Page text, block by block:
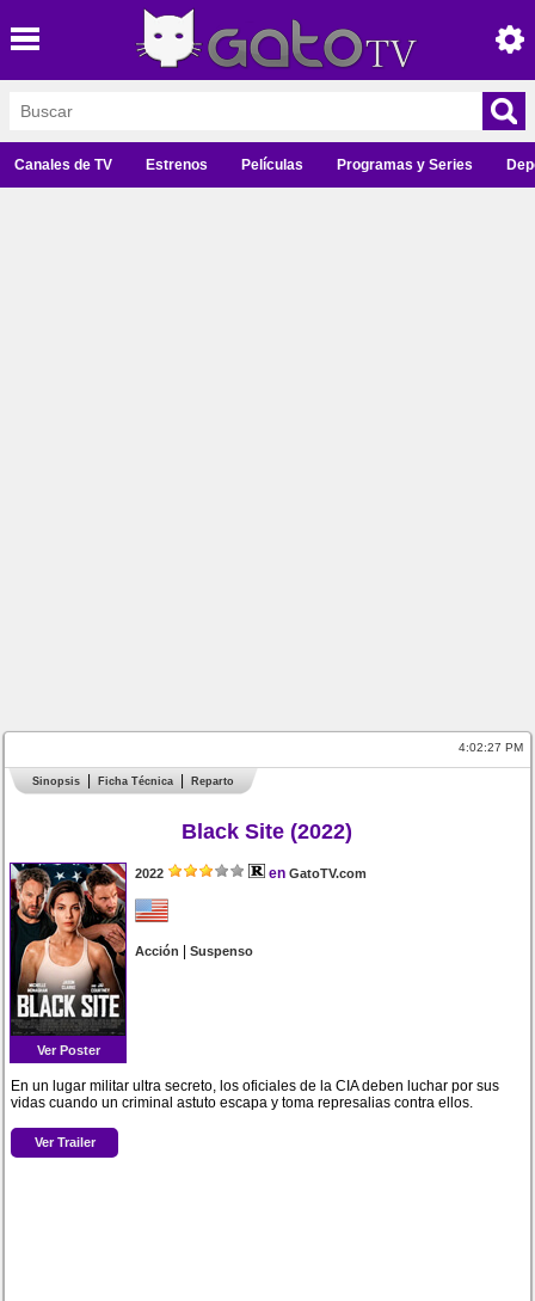
Canales de TV Estrenos Películas Programas y Series
4:02:27 PM
Sinopsis Ficha Técnica Reparto
Black Site (2022)
Ver Poster
2022 en GatoTV.com
Acción |Suspenso
En un lugar militar ultra secreto, los oficiales de la CIA deben luchar por sus
vidas cuando un criminal astuto escapa y toma represalias contra ellos.
Ver Trailer